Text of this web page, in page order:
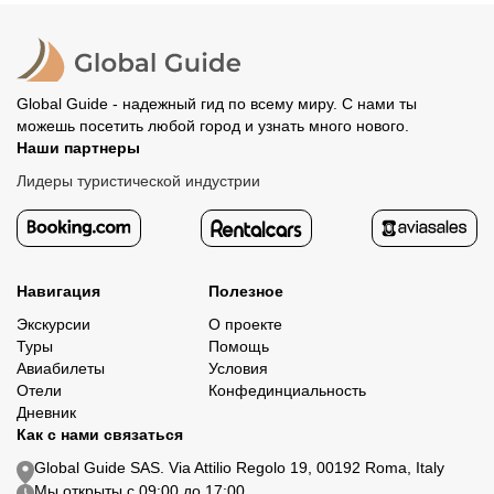
организатору напрямую не требуется.
Global Guide - надежный гид по всему миру. С нами ты
можешь посетить любой город и узнать много нового.
Наши партнеры
Лидеры туристической индустрии
Навигация
Экскурсии
Туры
Авиабилеты
Отели
Дневник
Полезное
О проекте
Помощь
Условия
Конфединциальность
Как с нами связаться
Global Guide SAS. Via Attilio Regolo 19, 00192 Roma, Italy